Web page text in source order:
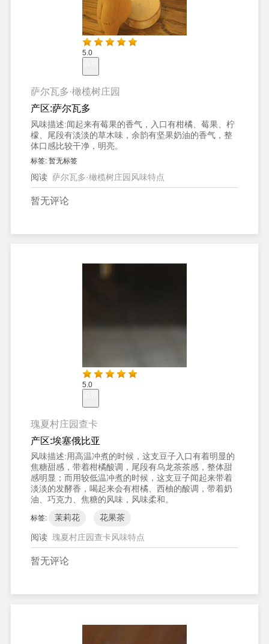
5.0
萨尔瓦多·橄榄树庄园
产区:萨尔瓦多
风味描述:闻起来有莓果的香气，入口有柑橘、莓果、柠
檬、尾段有淡淡的草木味，余韵有坚果奶油的香气，整
体口感比较干净，明亮。
标签: 暂无标签
阅读 萨尔瓦多·橄榄树庄园风味特点
暂无评论
5.0
瑰夏村庄园查卡
产区:埃塞俄比亚
风味描述:用高温冲煮的时候，这支豆子入口有着明显的
焦糖甜感，带着柑橘酸调，尾段有乌龙茶茶感，整体甜
感明显；而用较低温冲煮的时候，这支豆子闻起来带着
淡淡的发酵香，喝起来会有柑橘、西柚的酸调，带着奶
油、巧克力、焦糖的风味，风味柔和。
标签: 茉莉花 花果茶
阅读 瑰夏村庄园查卡风味特点
暂无评论